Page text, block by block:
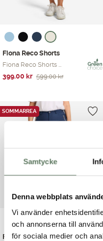
Samtycke
Denna webbplats
Vi använder
och annonserna till
för sociala medier och
Fiona Reco Shorts
Fiona Reco Shorts ...
599.00kr
Det
var:
599.00 kr.
399.00 kr
Det
är:
399.00 kr.
Fawn Reco Pirate
SOMMARREA